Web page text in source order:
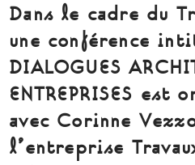
Dans le cadre du
une conférence
DIALOGUES
ENTREPRISES est
avec Corinne
l’entreprise